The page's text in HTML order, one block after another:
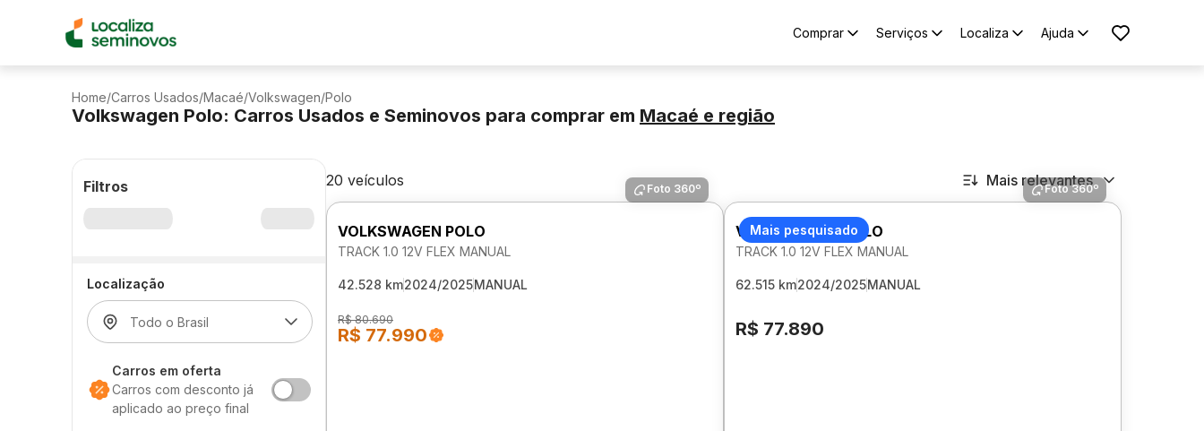
Comprar Serviços Localiza Ajuda
Home/Carros Usados/Macaé/Volkswagen/Polo
Volkswagen Polo: Carros Usados e Seminovos para comprar em Macaé e região
Filtros
Localização
Carros em oferta
Carros com desconto já
aplicado ao preço final
20 veículos Mais relevantes
Foto 360º
VOLKSWAGEN POLO
TRACK 1.0 12V FLEX MANUAL
42.528 km2024/2025MANUAL
R$ 80.690
R$ 77.990
Mais pesquisado
Foto 360º
VOLKSWAGEN POLO
TRACK 1.0 12V FLEX MANUAL
62.515 km2024/2025MANUAL
R$ 77.890